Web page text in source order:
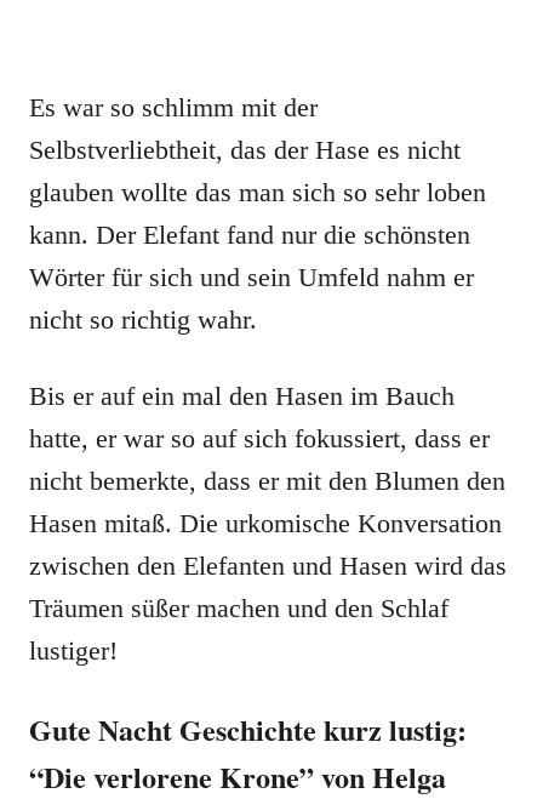
Es war so schlimm mit der
Selbstverliebtheit, das der Hase es nicht
glauben wollte das man sich so sehr loben
kann. Der Elefant fand nur die schönsten
Wörter für sich und sein Umfeld nahm er
nicht so richtig wahr.
Bis er auf ein mal den Hasen im Bauch
hatte, er war so auf sich fokussiert, dass er
nicht bemerkte, dass er mit den Blumen den
Hasen mitaß. Die urkomische Konversation
zwischen den Elefanten und Hasen wird das
Träumen süßer machen und den Schlaf
lustiger!
Gute Nacht Geschichte kurz lustig:
“Die verlorene Krone” von Helga